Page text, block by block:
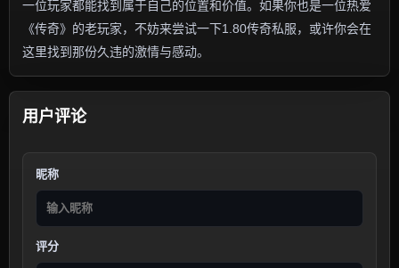
一位玩家都能找到属于自己的位置和价值。如果你也是一位热爱
《传奇》的老玩家，不妨来尝试一下1.80传奇私服，或许你会在
这里找到那份久违的激情与感动。
用户评论
昵称
评分